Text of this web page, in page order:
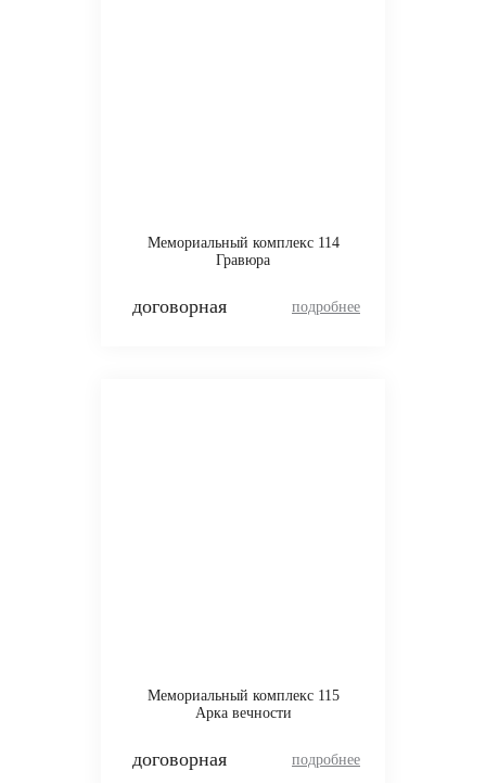
Мемориальный комплекс 114
Гравюра
договорная
Мемориальный комплекс 115
Арка вечности
договорная